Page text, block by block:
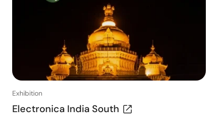
Exhibition
Electronica India South